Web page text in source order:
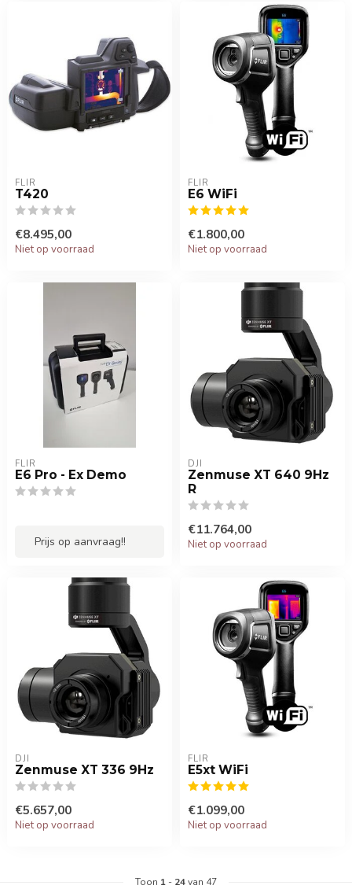
FLIR
T420
€8.495,00
Niet op voorraad
FLIR
E6 WiFi
€1.800,00
Niet op voorraad
FLIR
E6 Pro - Ex Demo
Prijs op aanvraag!!
DJI
Zenmuse XT 640 9Hz
R
€11.764,00
Niet op voorraad
DJI
Zenmuse XT 336 9Hz
€5.657,00
Niet op voorraad
FLIR
E5xt WiFi
€1.099,00
Niet op voorraad
Toon 1 - 24van 47